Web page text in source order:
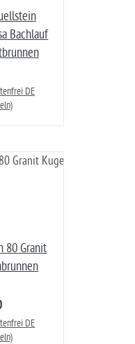
Bachlauf
DE
80 Granit
DE